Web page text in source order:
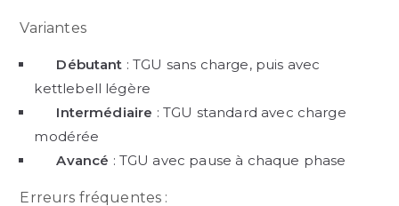
Variantes
Débutant : TGU sans charge, puis avec
kettlebell légère
Intermédiaire : TGU standard avec charge
modérée
Avancé : TGU avec pause à chaque phase
Erreurs fréquentes :